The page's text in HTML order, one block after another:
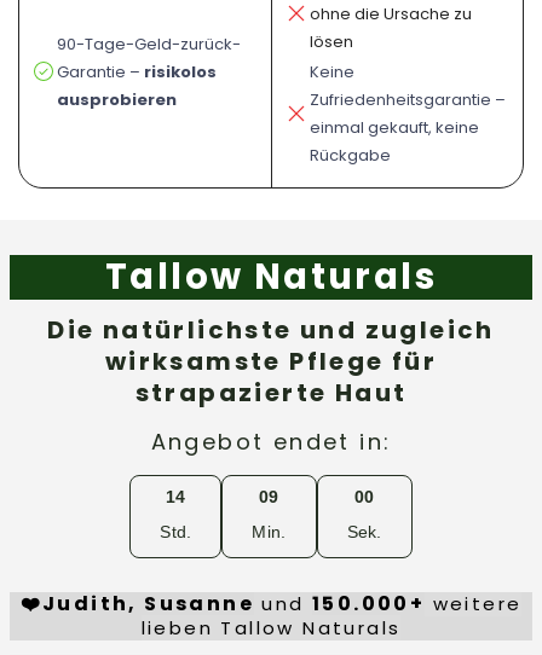
90-Tage-Geld-zurück-
Garantie – risikolos
ausprobieren
ohne die Ursache zu
lösen
Keine
Zufriedenheitsgarantie –
einmal gekauft, keine
Rückgabe
Tallow Naturals
Die natürlichste und zugleich
wirksamste Pflege für
strapazierte Haut
Angebot endet in:
14
Std.
08
Min.
59
Sek.
❤️Judith, Susanne und 150.000+ weitere
lieben Tallow Naturals